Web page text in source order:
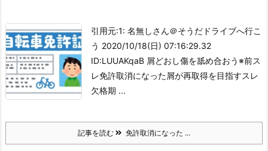
引用元:1: 名無しさん＠そうだドライブへ行こ
う 2020/10/18(日) 07:16:29.32
ID:LUUAKqaB 屑どおし傷を舐め合おう※前ス
レ免許取消になった屑が再取得を目指すスレ
欠格期 ...
記事を読む 免許取消になった ...